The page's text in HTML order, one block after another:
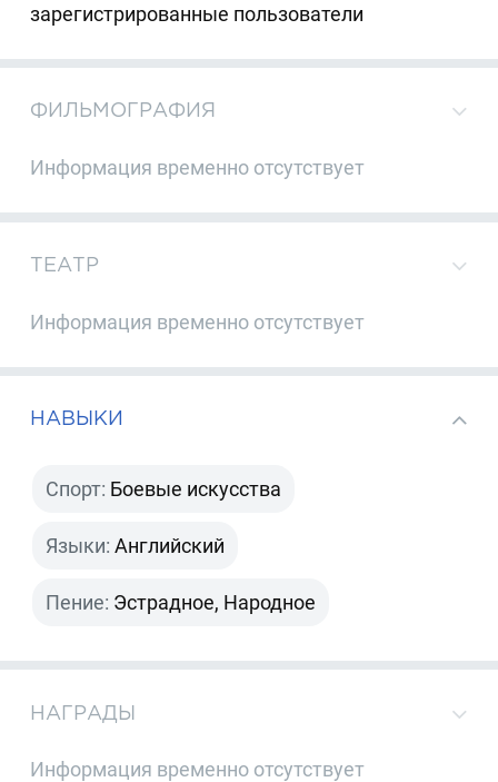
зарегистрированные пользователи
ФИЛЬМОГРАФИЯ
Информация временно отсутствует
ТЕАТР
Информация временно отсутствует
НАВЫКИ
Спорт: Боевые искусства
Языки: Английский
Пение: Эстрадное, Народное
НАГРАДЫ
Информация временно отсутствует